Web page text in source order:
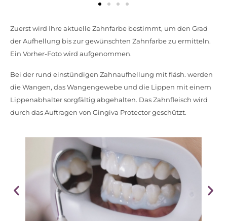
Zuerst wird Ihre aktuelle Zahnfarbe bestimmt, um den Grad
der Aufhellung bis zur gewünschten Zahnfarbe zu ermitteln.
Ein Vorher-Foto wird aufgenommen.
Bei der rund einstündigen Zahnaufhellung mit fläsh. werden
die Wangen, das Wangengewebe und die Lippen mit einem
Lippenabhalter sorgfältig abgehalten. Das Zahnfleisch wird
durch das Auftragen von Gingiva Protector geschützt.